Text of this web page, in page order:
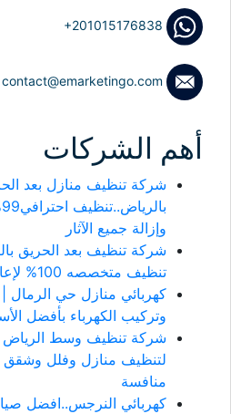
+201015176838
contact@emarketingo.com
أهم الشركات
شركة تنظيف منازل بعد
وإزالة جميع الآثار
شركة تنظيف بعد الحريق
تنظيف متخصصه 100% لإعادة تأهيل المنازل
كهربائي منازل حي الرمال
وتركيب الكهرباء بأفضل
لتنظيف منازل وفلل وشقق
منافسة
كهربائي النرجس..افضل